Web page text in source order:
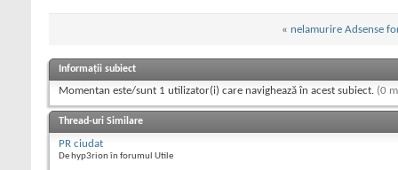
« nelamurire Adsense
Informații subiect
Momentan este/sunt 1 utilizator(i) care navighează în acest subiect. (0
Thread-uri Similare
PR ciudat
De hyp3rion în forumul Utile